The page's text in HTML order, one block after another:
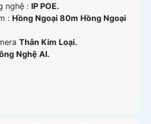
nghệ : IP POE.
: Hồng Ngoại 80m Hồng Ngoại
Thân Kim Loại.
Nghệ AI.